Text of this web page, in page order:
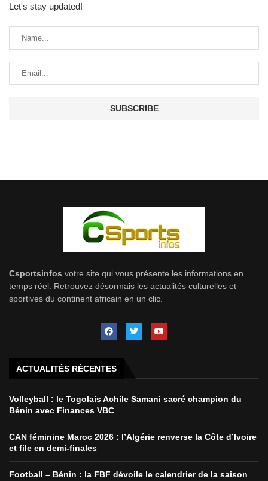
Let's stay updated!
Csportsinfos votre site qui vous présente les informations en
temps réel. Retrouvez désormais les actualités culturelles et
sportives du continent africain en un clic.
ACTUALITÉS RÉCENTES
Volleyball : le Togolais Achile Samani sacré champion du
Bénin avec Finances VBC
CAN féminine Maroc 2026 : l’Algérie renverse la Côte d’Ivoire
et file en demi-finales
Football – Bénin : la FBF dévoile le calendrier de la saison